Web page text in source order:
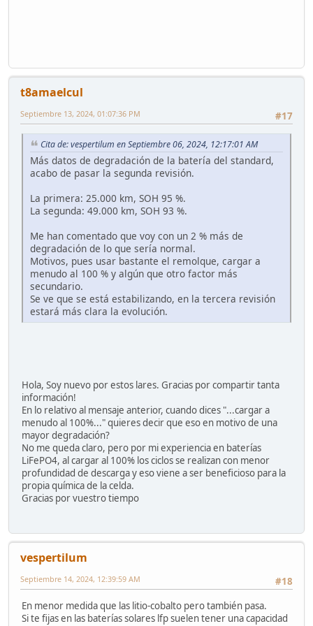
t8amaelcul
#17
Septiembre 13, 2024, 01:07:36 PM
Cita de: vespertilum en Septiembre 06, 2024, 12:17:01 AM
Más datos de degradación de la batería del standard,
acabo de pasar la segunda revisión.
La primera: 25.000 km, SOH 95 %.
La segunda: 49.000 km, SOH 93 %.
Me han comentado que voy con un 2 % más de
degradación de lo que sería normal.
Motivos, pues usar bastante el remolque, cargar a
menudo al 100 % y algún que otro factor más
secundario.
Se ve que se está estabilizando, en la tercera revisión
estará más clara la evolución.
Hola, Soy nuevo por estos lares. Gracias por compartir tanta
información!
En lo relativo al mensaje anterior, cuando dices "...cargar a
menudo al 100%..." quieres decir que eso en motivo de una
mayor degradación?
No me queda claro, pero por mi experiencia en baterías
LiFePO4, al cargar al 100% los ciclos se realizan con menor
profundidad de descarga y eso viene a ser beneficioso para la
propia química de la celda.
Gracias por vuestro tiempo
vespertilum
#18
Septiembre 14, 2024, 12:39:59 AM
En menor medida que las litio-cobalto pero también pasa.
Si te fijas en las baterías solares lfp suelen tener una capacidad